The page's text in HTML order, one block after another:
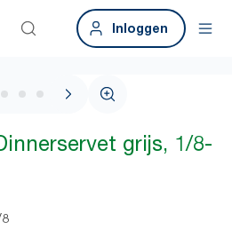
Inloggen
1 / 4
grijs, 1/8-